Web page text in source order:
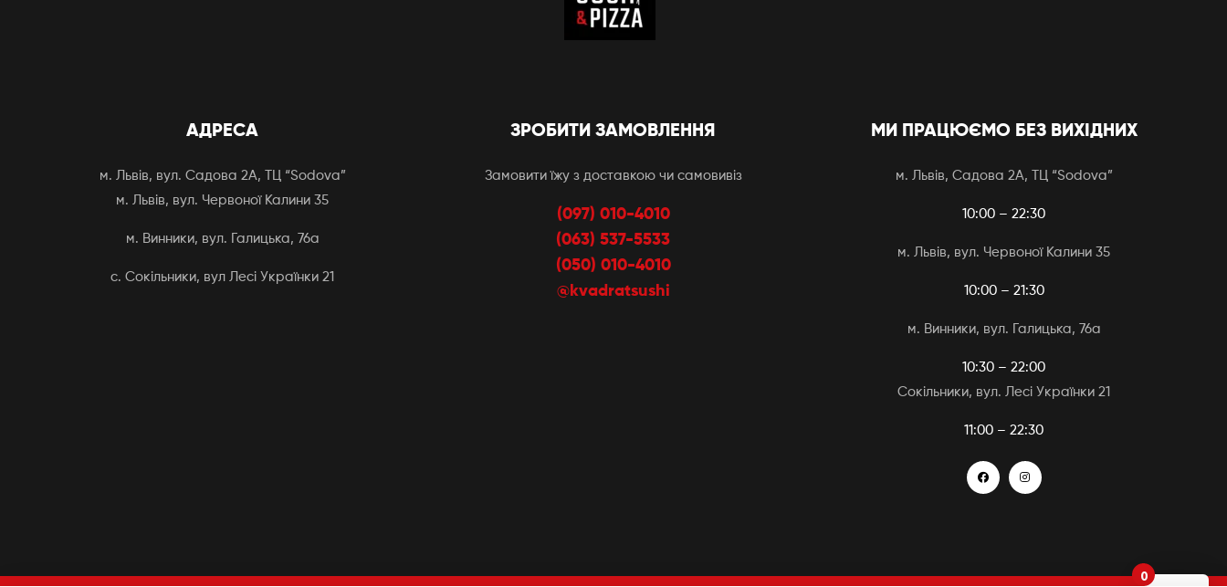
АДРЕСА
м. Львів, вул. Садова 2А, ТЦ “Sodova”
м. Львів, вул. Червоної Калини 35
м. Винники, вул. Галицька, 76а
с. Сокільники, вул Лесі Українки 21
ЗРОБИТИ ЗАМОВЛЕННЯ
Замовити їжу з доставкою чи самовивіз
(097) 010-4010
(063) 537-5533
(050) 010-4010
@kvadratsushi
МИ ПРАЦЮЄМО БЕЗ ВИХІДНИХ
м. Львів, Садова 2А, ТЦ “Sodova”
10:00 – 22:30
м. Львів, вул. Червоної Калини 35
10:00 – 21:30
м. Винники, вул. Галицька, 76а
10:30 – 22:00
Сокільники, вул. Лесі Українки 21
11:00 – 22:30
0